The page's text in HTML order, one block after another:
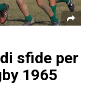
sfide per
1965